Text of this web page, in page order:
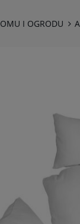
I OGRODU